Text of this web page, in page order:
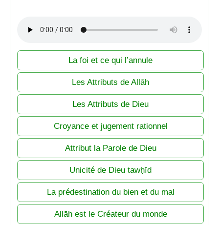
La foi et ce qui l’annule
Les Attributs de Allāh
Les Attributs de Dieu
Croyance et jugement rationnel
Attribut la Parole de Dieu
Unicité de Dieu tawḥīd
La prédestination du bien et du mal
Allāh est le Créateur du monde